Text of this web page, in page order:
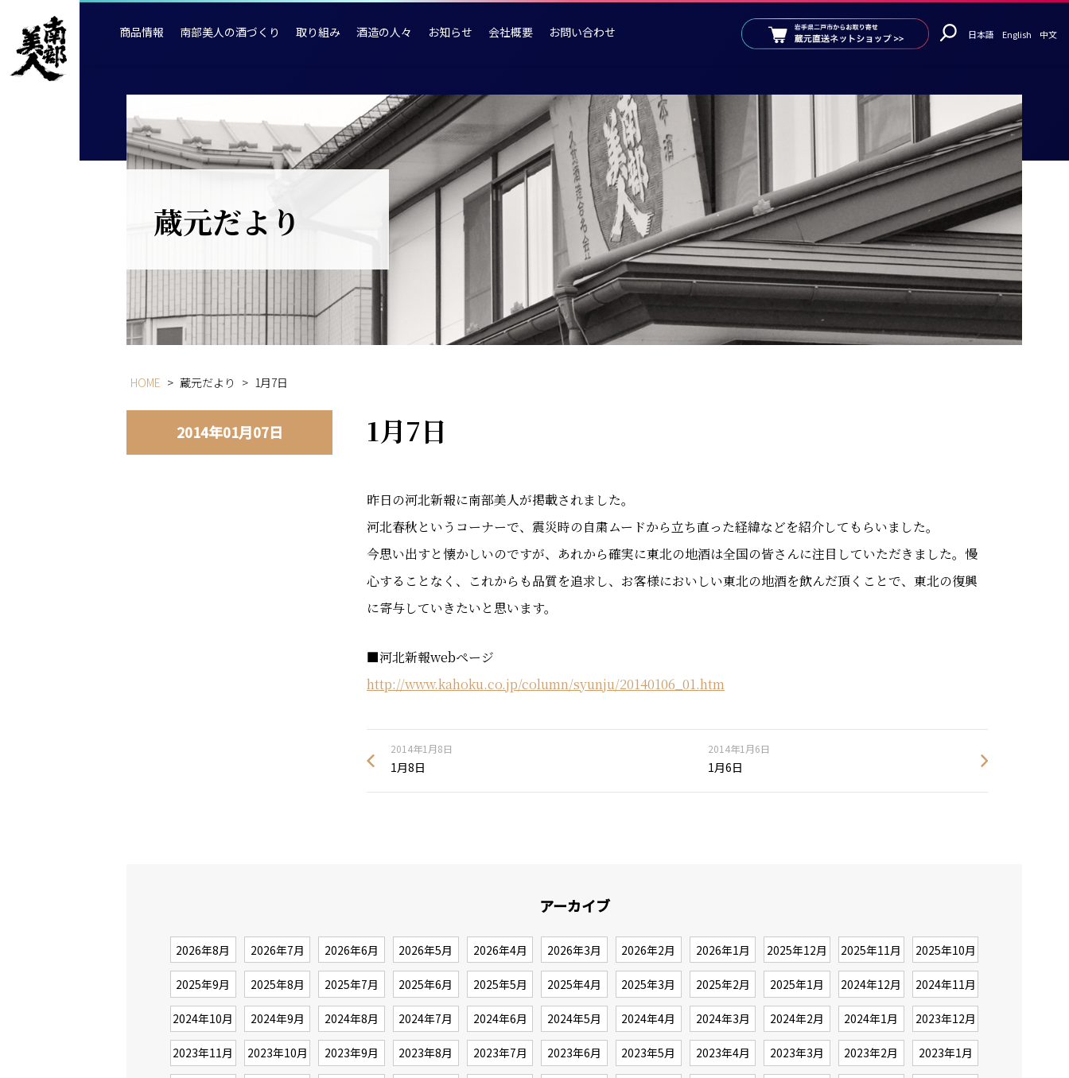
商品情報 南部美人の酒づくり 取り組み 酒造の人々 お知らせ 会社概要 お問い合わせ 日本語 English 中文
蔵元だより
HOME > 蔵元だより > 1月7日
2014年01月07日 1月7日
昨日の河北新報に南部美人が掲載されました。
河北春秋というコーナーで、震災時の自粛ムードから立ち直った経緯などを紹介してもらいました。
今思い出すと懐かしいのですが、あれから確実に東北の地酒は全国の皆さんに注目していただきました。慢
心することなく、これからも品質を追求し、お客様においしい東北の地酒を飲んだ頂くことで、東北の復興
に寄与していきたいと思います。
■河北新報webページ
http://www.kahoku.co.jp/column/syunju/20140106_01.htm
2014年1月8日
1月8日
2014年1月6日
1月6日
アーカイブ
2026年8月 2026年7月 2026年6月 2026年5月 2026年4月 2026年3月 2026年2月 2026年1月 2025年12月 2025年11月 2025年10月
2025年9月 2025年8月 2025年7月 2025年6月 2025年5月 2025年4月 2025年3月 2025年2月 2025年1月 2024年12月 2024年11月
2024年10月 2024年9月 2024年8月 2024年7月 2024年6月 2024年5月 2024年4月 2024年3月 2024年2月 2024年1月 2023年12月
2023年11月 2023年10月 2023年9月 2023年8月 2023年7月 2023年6月 2023年5月 2023年4月 2023年3月 2023年2月 2023年1月